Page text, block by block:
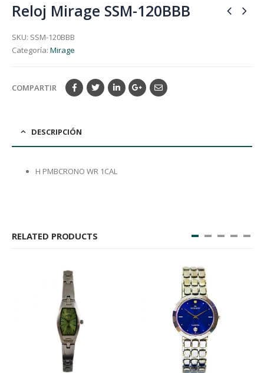
Reloj Mirage SSM-120BBB
SKU: SSM-120BBB
Categoría: Mirage
COMPARTIR
DESCRIPCIÓN
H PMBCRONO WR 1CAL
RELATED PRODUCTS